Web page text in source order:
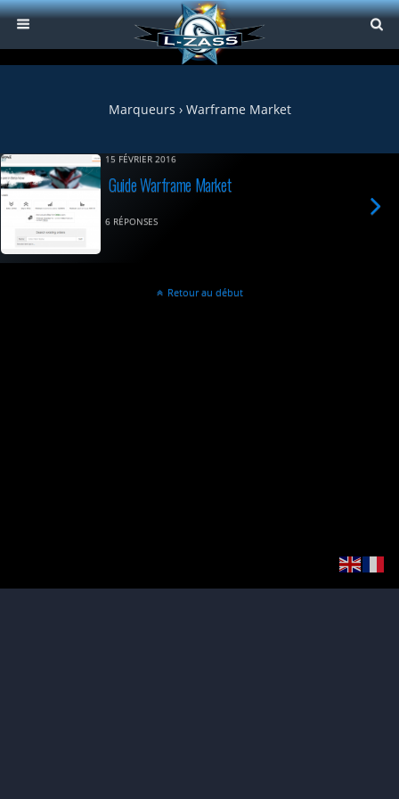
Marqueurs › Warframe Market
15 FÉVRIER 2016
Guide Warframe Market
6 RÉPONSES
Retour au début